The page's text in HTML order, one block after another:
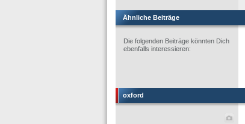
Ähnliche Beiträge
Die folgenden Beiträge könnten Dich
ebenfalls interessieren:
oxford